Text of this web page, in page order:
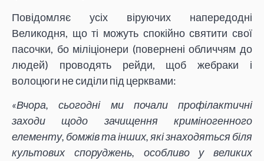
Повідомляє усіх віруючих напередодні
Великодня, що ті можуть спокійно святити свої
пасочки, бо міліціонери (повернені обличчям до
людей) проводять рейди, щоб жебраки і
волоцюги не сиділи під церквами:
«Вчора, сьогодні ми почали профілактичні
заходи щодо зачищення криміногенного
елементу, бомжів та інших, які знаходяться біля
культових споруджень, особливо у великих